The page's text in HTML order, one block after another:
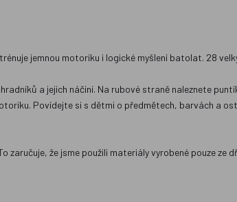
jemnou motoriku i logické myšlení batolat. 28
a jejich náčiní. Na rubové straně naleznete
Povídejte si s dětmi o předmětech, barvách a
zaručuje, že jsme použili materiály vyrobené pouze ze